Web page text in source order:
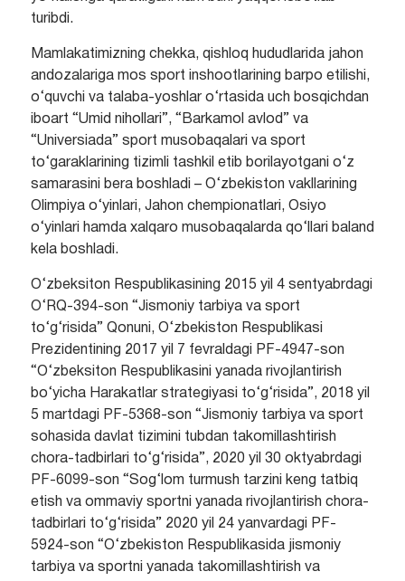
turibdi.
Mamlakatimizning chekka, qishloq hududlarida jahon
andozalariga mos sport inshootlarining barpo etilishi,
o‘quvchi va talaba-yoshlar o‘rtasida uch bosqichdan
iboart “Umid nihollari”, “Barkamol avlod” va
“Universiada” sport musobaqalari va sport
to‘garaklarining tizimli tashkil etib borilayotgani o‘z
samarasini bera boshladi – O‘zbekiston vakllarining
Olimpiya o‘yinlari, Jahon chempionatlari, Osiyo
o‘yinlari hamda xalqaro musobaqalarda qo‘llari baland
kela boshladi.
O‘zbeksiton Respublikasining 2015 yil 4 sentyabrdagi
O‘RQ-394-son “Jismoniy tarbiya va sport
to‘g‘risida” Qonuni, O‘zbekiston Respublikasi
Prezidentining 2017 yil 7 fevraldagi PF-4947-son
“O‘zbeksiton Respublikasini yanada rivojlantirish
bo‘yicha Harakatlar strategiyasi to‘g‘risida”, 2018 yil
5 martdagi PF-5368-son “Jismoniy tarbiya va sport
sohasida davlat tizimini tubdan takomillashtirish
chora-tadbirlari to‘g‘risida”, 2020 yil 30 oktyabrdagi
PF-6099-son “Sog‘lom turmush tarzini keng tatbiq
etish va ommaviy sportni yanada rivojlantirish chora-
tadbirlari to‘g‘risida” 2020 yil 24 yanvardagi PF-
5924-son “O‘zbekiston Respublikasida jismoniy
tarbiya va sportni yanada takomillashtirish va